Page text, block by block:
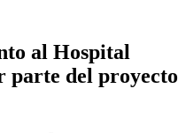
al Hospital
parte del proyecto